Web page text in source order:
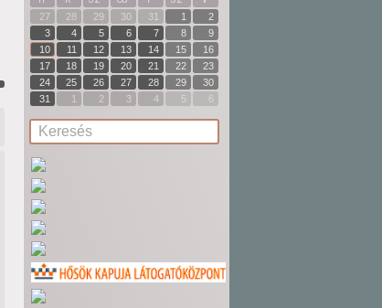
27 28 29 30 31 1
2
3
4 5 6 7 8
9
10
11 12 13 14 15
16
17
18 19 20 21 22
23
24
25 26 27 28 29
30
31
1 2 3 4 5 6